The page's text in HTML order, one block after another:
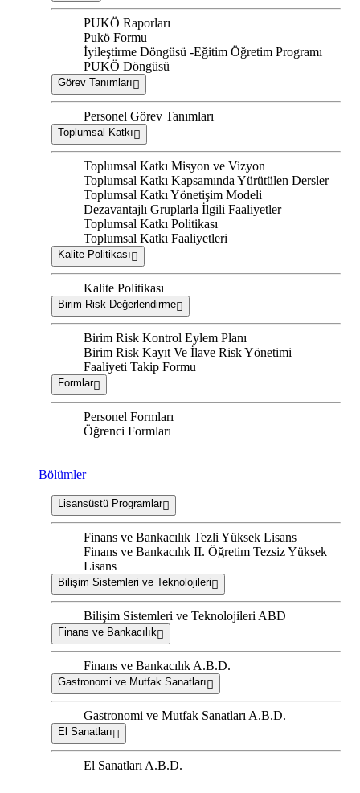
PUKÖ Raporları
Pukö Formu
İyileştirme Döngüsü -Eğitim Öğretim Programı
PUKÖ Döngüsü
Görev Tanımları
Personel Görev Tanımları
Toplumsal Katkı
Toplumsal Katkı Misyon ve Vizyon
Toplumsal Katkı Kapsamında Yürütülen Dersler
Toplumsal Katkı Yönetişim Modeli
Dezavantajlı Gruplarla İlgili Faaliyetler
Toplumsal Katkı Politikası
Toplumsal Katkı Faaliyetleri
Kalite Politikası
Kalite Politikası
Birim Risk Değerlendirme
Birim Risk Kontrol Eylem Planı
Birim Risk Kayıt Ve İlave Risk Yönetimi
Faaliyeti Takip Formu
Formlar
Personel Formları
Öğrenci Formları
Bölümler
Lisansüstü Programlar
Finans ve Bankacılık Tezli Yüksek Lisans
Finans ve Bankacılık II. Öğretim Tezsiz Yüksek
Lisans
Bilişim Sistemleri ve Teknolojileri
Bilişim Sistemleri ve Teknolojileri ABD
Finans ve Bankacılık
Finans ve Bankacılık A.B.D.
Gastronomi ve Mutfak Sanatları
Gastronomi ve Mutfak Sanatları A.B.D.
El Sanatları
El Sanatları A.B.D.